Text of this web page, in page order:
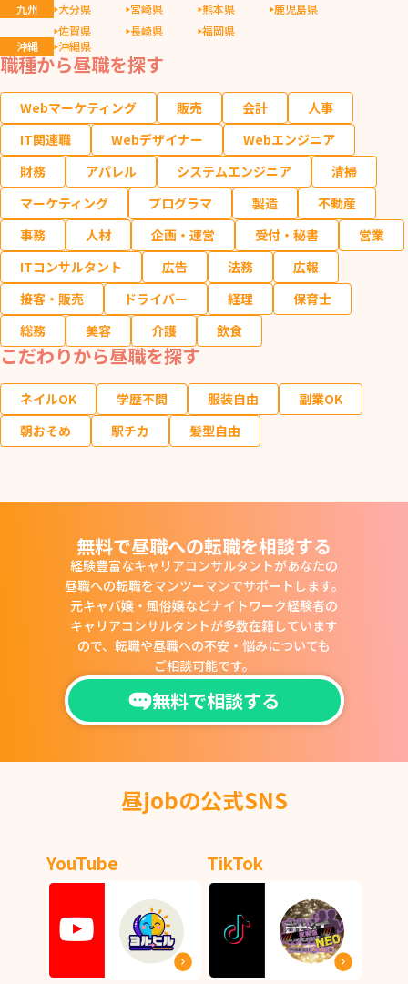
九州
大分県 宮崎県 熊本県
鹿児島県
佐賀県
長崎県
福岡県
沖縄
沖縄県
職種から昼職を探す
Webマーケティング 販売 会計
人事
IT関連職
Webデザイナー
Webエンジニア
財務
アパレル システムエンジニア
清掃
マーケティング
プログラマ 製造
不動産
事務
人材 企画・運営 受付・秘書
営業
ITコンサルタント
広告 法務
広報
接客・販売
ドライバー 経理
保育士
総務
美容 介護 飲食
こだわりから昼職を探す
ネイルOK 学歴不問 服装自由
副業OK
朝おそめ
駅チカ 髪型自由
無料で昼職への転職を相談する
経験豊富なキャリアコンサルタントがあなたの
昼職への転職をマンツーマンでサポートします。
元キャバ嬢・風俗嬢などナイトワーク経験者の
キャリアコンサルタントが多数在籍しています
ので、 転職や昼職への不安・悩みについても
ご相談可能です。
無料で相談する
昼jobの公式SNS
YouTube TikTok